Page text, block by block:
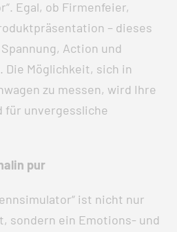
Egal, ob Firmenfeier,
– dieses
Action und
Die Möglichkeit, sich in
zu messen, wird Ihre
für unvergessliche
pur
ist nicht nur
sondern ein Emotions- und